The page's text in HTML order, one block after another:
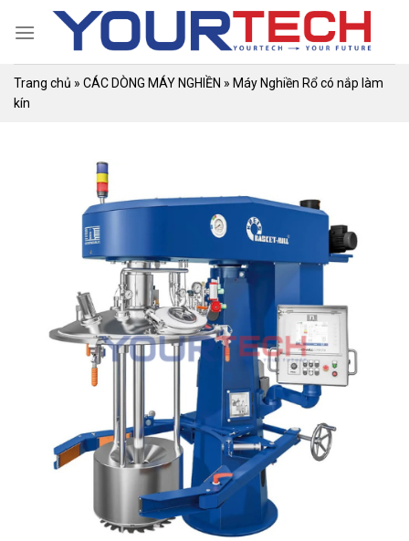
Trang chủ » CÁC DÒNG MÁY NGHIỀN » Máy Nghiền Rổ có nắp làm
kín